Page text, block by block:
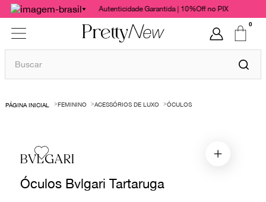
Autenticidade Garantida | 10%Off no PIX
0
Buscar
FEMININO ACESSÓRIOS DE LUXO ÓCULOS
BVLGARI
Óculos Bvlgari Tartaruga
1º
bolsas
chanel